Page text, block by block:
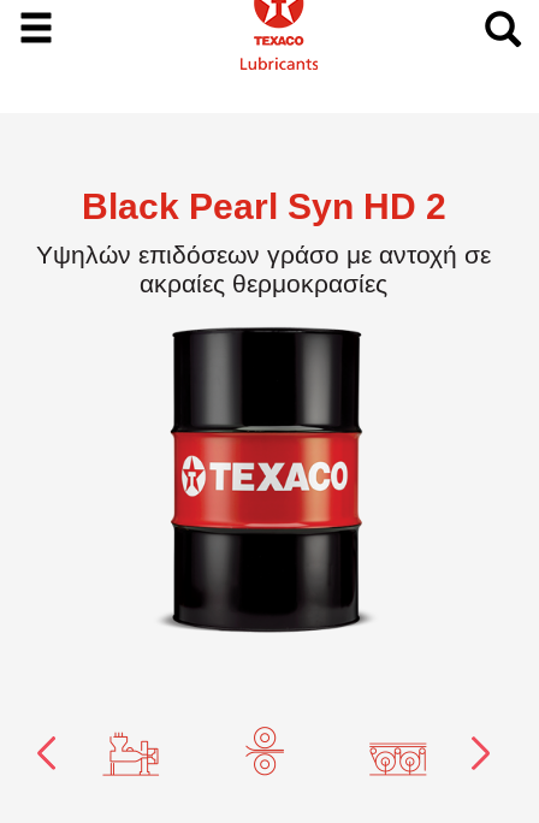
Black Pearl Syn HD 2
Υψηλών επιδόσεων γράσο με αντοχή σε
ακραίες θερμοκρασίες